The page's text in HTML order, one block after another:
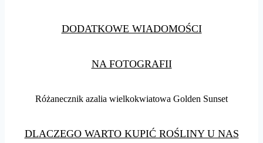
DODATKOWE WIADOMOŚCI
NA FOTOGRAFII
Różanecznik azalia wielkokwiatowa Golden Sunset
DLACZEGO WARTO KUPIĆ ROŚLINY U NAS